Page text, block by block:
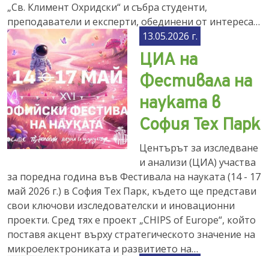
„Св. Климент Охридски“ и събра студенти,
преподаватели и експерти, обединени от интереса…
13.05.2026 г.
ЦИА на
Фестивала на
науката в
София Тех Парк
Центърът за изследване
и анализи (ЦИА) участва
за поредна година във Фестивала на науката (14 - 17
май 2026 г.) в София Тех Парк, където ще представи
свои ключови изследователски и иновационни
проекти. Сред тях е проект „CHIPS of Europe“, който
поставя акцент върху стратегическото значение на
микроелектрониката и развитието на…